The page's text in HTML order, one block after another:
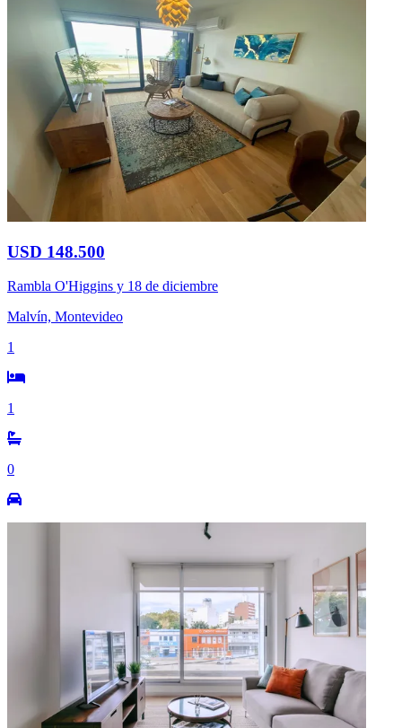
USD 148.500
Rambla O'Higgins y 18 de diciembre
Malvín, Montevideo
1
1
0